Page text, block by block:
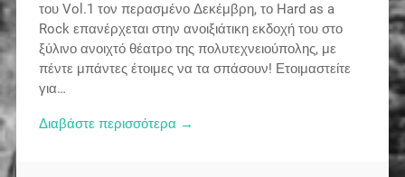
του Vol.1 τον περασμένο Δεκέμβρη, το Hard as a
Rock επανέρχεται στην ανοιξιάτικη εκδοχή του στο
ξύλινο ανοιχτό θέατρο της πολυτεχνειούπολης, με
πέντε μπάντες έτοιμες να τα σπάσουν! Ετοιμαστείτε
για…
Διαβάστε περισσότερα →